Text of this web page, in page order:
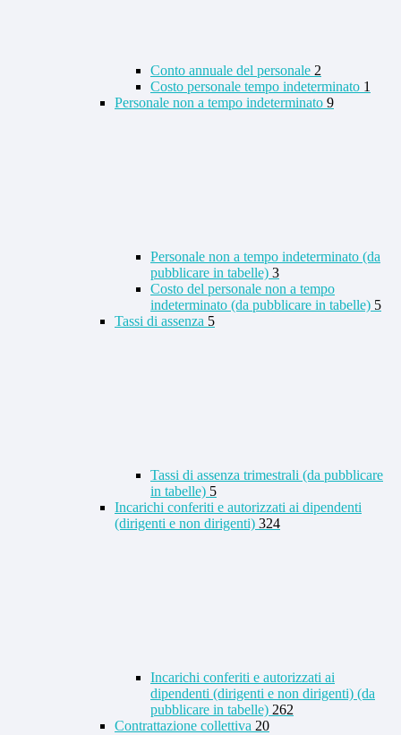
Conto annuale del personale 2
Costo personale tempo indeterminato 1
Personale non a tempo indeterminato 9
Personale non a tempo indeterminato (da
pubblicare in tabelle) 3
Costo del personale non a tempo
indeterminato (da pubblicare in tabelle) 5
Tassi di assenza 5
Tassi di assenza trimestrali (da pubblicare
in tabelle) 5
Incarichi conferiti e autorizzati ai dipendenti
(dirigenti e non dirigenti) 324
Incarichi conferiti e autorizzati ai
dipendenti (dirigenti e non dirigenti) (da
pubblicare in tabelle) 262
Contrattazione collettiva 20